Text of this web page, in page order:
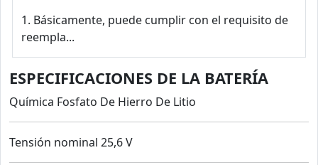
1. Básicamente, puede cumplir con el requisito de
reempla...
ESPECIFICACIONES DE LA BATERÍA
Química Fosfato De Hierro De Litio
Tensión nominal 25,6 V